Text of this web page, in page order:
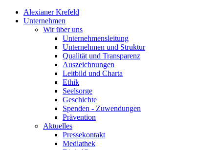
Alexianer Krefeld
Unternehmen
Wir über uns
Unternehmensleitung
Unternehmen und Struktur
Qualität und Transparenz
Auszeichnungen
Leitbild und Charta
Ethik
Seelsorge
Geschichte
Spenden - Zuwendungen
Prävention
Aktuelles
Pressekontakt
Mediathek